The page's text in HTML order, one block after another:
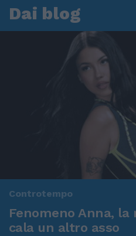
Dai blog
Controtempo
Fenomeno Anna, la
cala un altro asso